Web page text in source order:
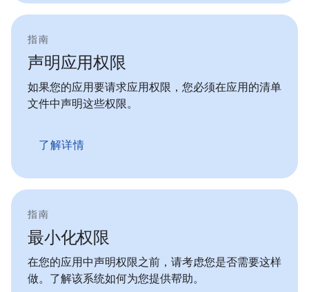
指南
声明应用权限
如果您的应用要请求应用权限，您必须在应用的清单
文件中声明这些权限。
了解详情
指南
最小化权限
在您的应用中声明权限之前，请考虑您是否需要这样
做。了解该系统如何为您提供帮助。